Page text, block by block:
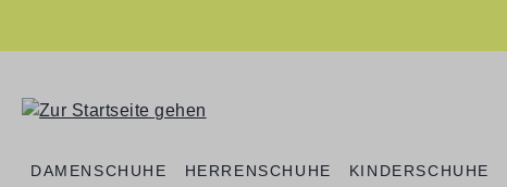
DAMENSCHUHE HERRENSCHUHE KINDERSCHUHE